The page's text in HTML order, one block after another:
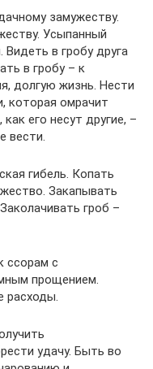
замужеству.
Усыпанный
в гробу друга
в гробу – к
долгую жизнь. Нести
которая омрачит
его несут другие, –
вести.
гибель. Копать
Закапывать
гроб –
ссорам с
прощением.
расходы.
удачу. Быть во